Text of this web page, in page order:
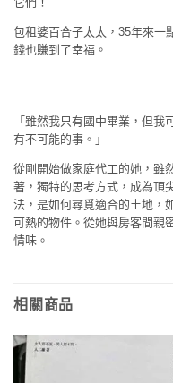
包租婆百合子太太，35年來一
錢也賺到了幸福。
「雖然我只有國中畢業，但
有不可能的事。」
從剛開始做家庭代工的她，雖
著，獨特的思考方式，成為頂
法，是如何尋覓適合的土地，
可熱的物件。從她與房客間親
情味。
相關商品